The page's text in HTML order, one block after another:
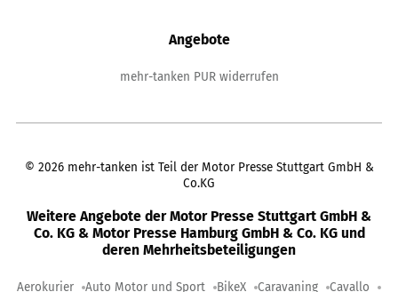
Angebote
mehr-tanken PUR widerrufen
© 2026 mehr-tanken ist Teil der Motor Presse Stuttgart GmbH &
Co.KG
Weitere Angebote der Motor Presse Stuttgart GmbH &
Co. KG & Motor Presse Hamburg GmbH & Co. KG und
deren Mehrheitsbeteiligungen
Aerokurier Auto Motor und Sport BikeX Caravaning Cavallo